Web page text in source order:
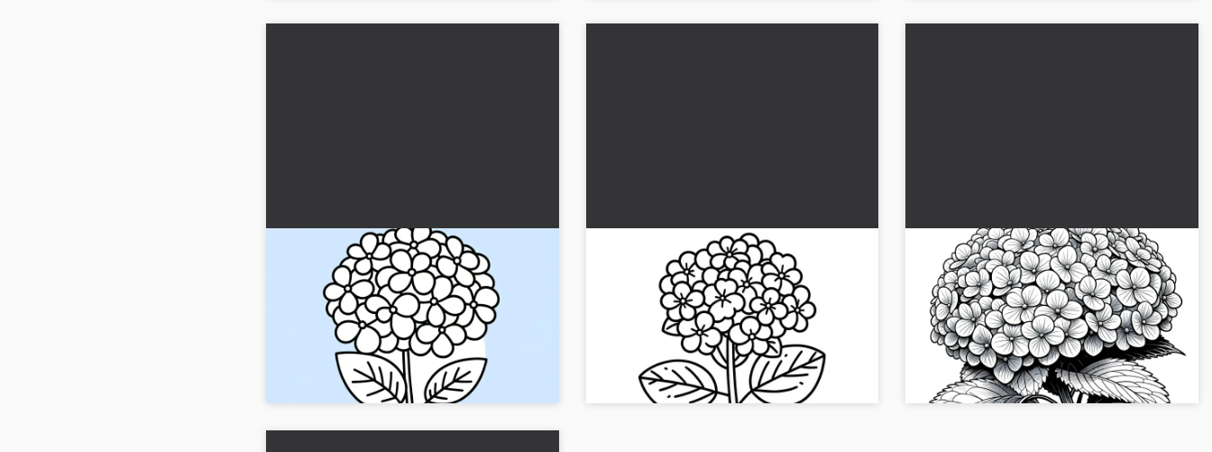
Fiori di ortensia: Semplice disegno
da colorare per bambini (Gratis)
Scarica il semplice disegno da colorare per
bambini con i meravigliosi fiori di ortensia e
scopri la gioia di colorare. Ora gratuitamente!...
Fiori di ortensia: Semplice disegno
da colorare per bambini (Gratuito)
Goditi un'illustrazione dettagliata dei fiori di
ortensia da colorare. Scaricala gratuitamente o
colorala online, senza registrazione!...
Fiori di ortensia: Disegno realistico
da colorare (Gratuito)
Incantevole motivo di ortensie in un disegno
realistico da colorare. Scopri e scarica
l'immagine di alta qualità gratuitamente. Ora
mettiti alla prova c...